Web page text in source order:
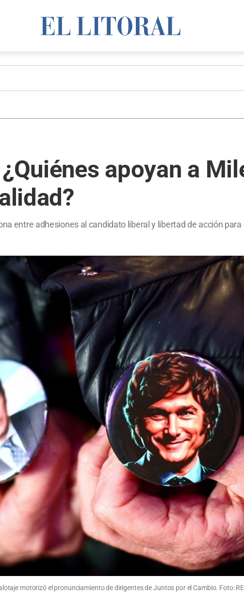
apoyan a
entre adhesiones al candidato liberal y libertad de acción
motorizó el pronunciamiento de dirigentes de Juntos por el Cambio. Foto: